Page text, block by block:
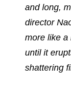
and long,
director
more like a
until it
shattering